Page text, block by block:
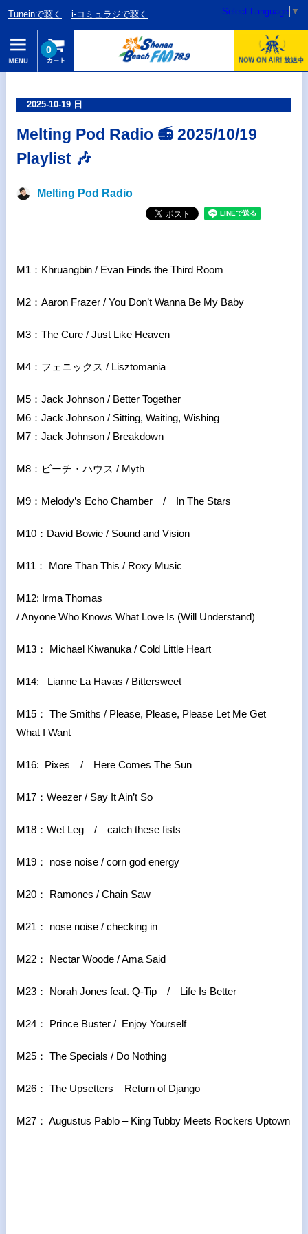
Tuneinで聴く i-コミュラジで聴く Select Language ▼
0
2025-10-19 日
Melting Pod Radio 📻 2025/10/19
Playlist 🎶
Melting Pod Radio
M1：Khruangbin / Evan Finds the Third Room
M2：Aaron Frazer / You Don’t Wanna Be My Baby
M3：The Cure / Just Like Heaven
M4：フェニックス / Lisztomania
M5：Jack Johnson / Better Together
M6：Jack Johnson / Sitting, Waiting, Wishing
M7：Jack Johnson / Breakdown
M8：ビーチ・ハウス / Myth
M9：Melody’s Echo Chamber / In The Stars
M10：David Bowie / Sound and Vision
M11： More Than This / Roxy Music
M12: Irma Thomas
/ Anyone Who Knows What Love Is (Will Understand)
M13： Michael Kiwanuka / Cold Little Heart
M14: Lianne La Havas / Bittersweet
M15： The Smiths / Please, Please, Please Let Me Get
What I Want
M16: Pixes / Here Comes The Sun
M17：Weezer / Say It Ain’t So
M18：Wet Leg / catch these fists
M19： nose noise / corn god energy
M20： Ramones / Chain Saw
M21： nose noise / checking in
M22： Nectar Woode / Ama Said
M23： Norah Jones feat. Q-Tip / Life Is Better
M24： Prince Buster / Enjoy Yourself
M25： The Specials / Do Nothing
M26： The Upsetters – Return of Django
M27： Augustus Pablo – King Tubby Meets Rockers Uptown